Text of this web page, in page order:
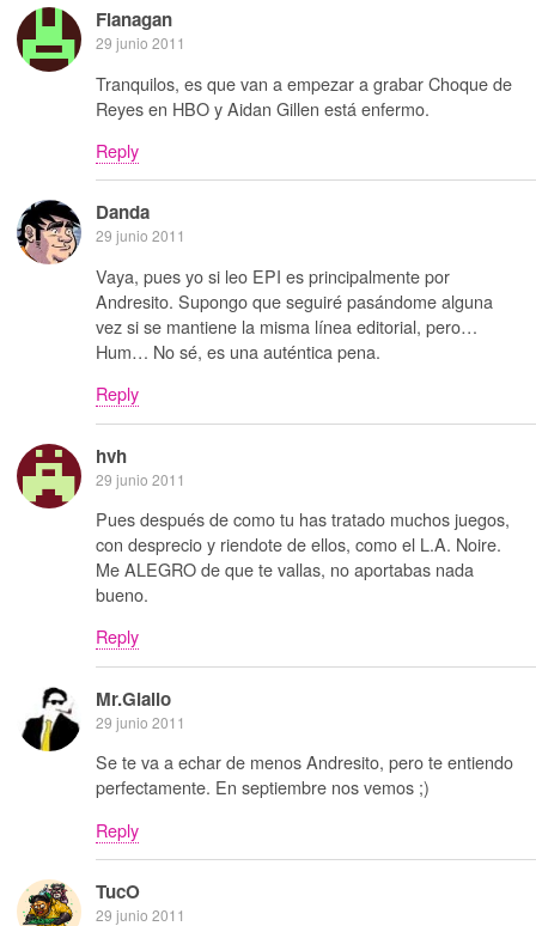
Flanagan
29 junio 2011
Tranquilos, es que van a empezar a grabar Choque de
Reyes en HBO y Aidan Gillen está enfermo.
Reply
Danda
29 junio 2011
Vaya, pues yo si leo EPI es principalmente por
Andresito. Supongo que seguiré pasándome alguna
vez si se mantiene la misma línea editorial, pero…
Hum… No sé, es una auténtica pena.
Reply
hvh
29 junio 2011
Pues después de como tu has tratado muchos juegos,
con desprecio y riendote de ellos, como el L.A. Noire.
Me ALEGRO de que te vallas, no aportabas nada
bueno.
Reply
Mr.Giallo
29 junio 2011
Se te va a echar de menos Andresito, pero te entiendo
perfectamente. En septiembre nos vemos ;)
Reply
TucO
29 junio 2011